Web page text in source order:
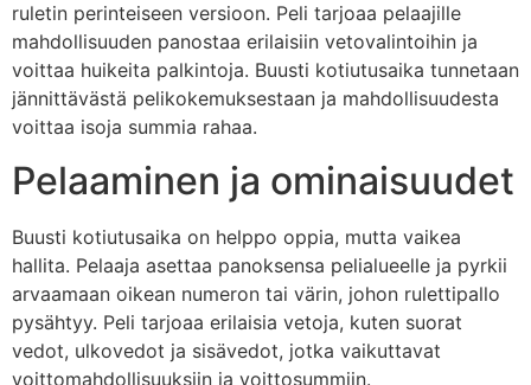
ruletin perinteiseen versioon. Peli tarjoaa pelaajille
mahdollisuuden panostaa erilaisiin vetovalintoihin ja
voittaa huikeita palkintoja. Buusti kotiutusaika tunnetaan
jännittävästä pelikokemuksestaan ja mahdollisuudesta
voittaa isoja summia rahaa.
Pelaaminen ja ominaisuudet
Buusti kotiutusaika on helppo oppia, mutta vaikea
hallita. Pelaaja asettaa panoksensa pelialueelle ja pyrkii
arvaamaan oikean numeron tai värin, johon rulettipallo
pysähtyy. Peli tarjoaa erilaisia vetoja, kuten suorat
vedot, ulkovedot ja sisävedot, jotka vaikuttavat
voittomahdollisuuksiin ja voittosummiin.